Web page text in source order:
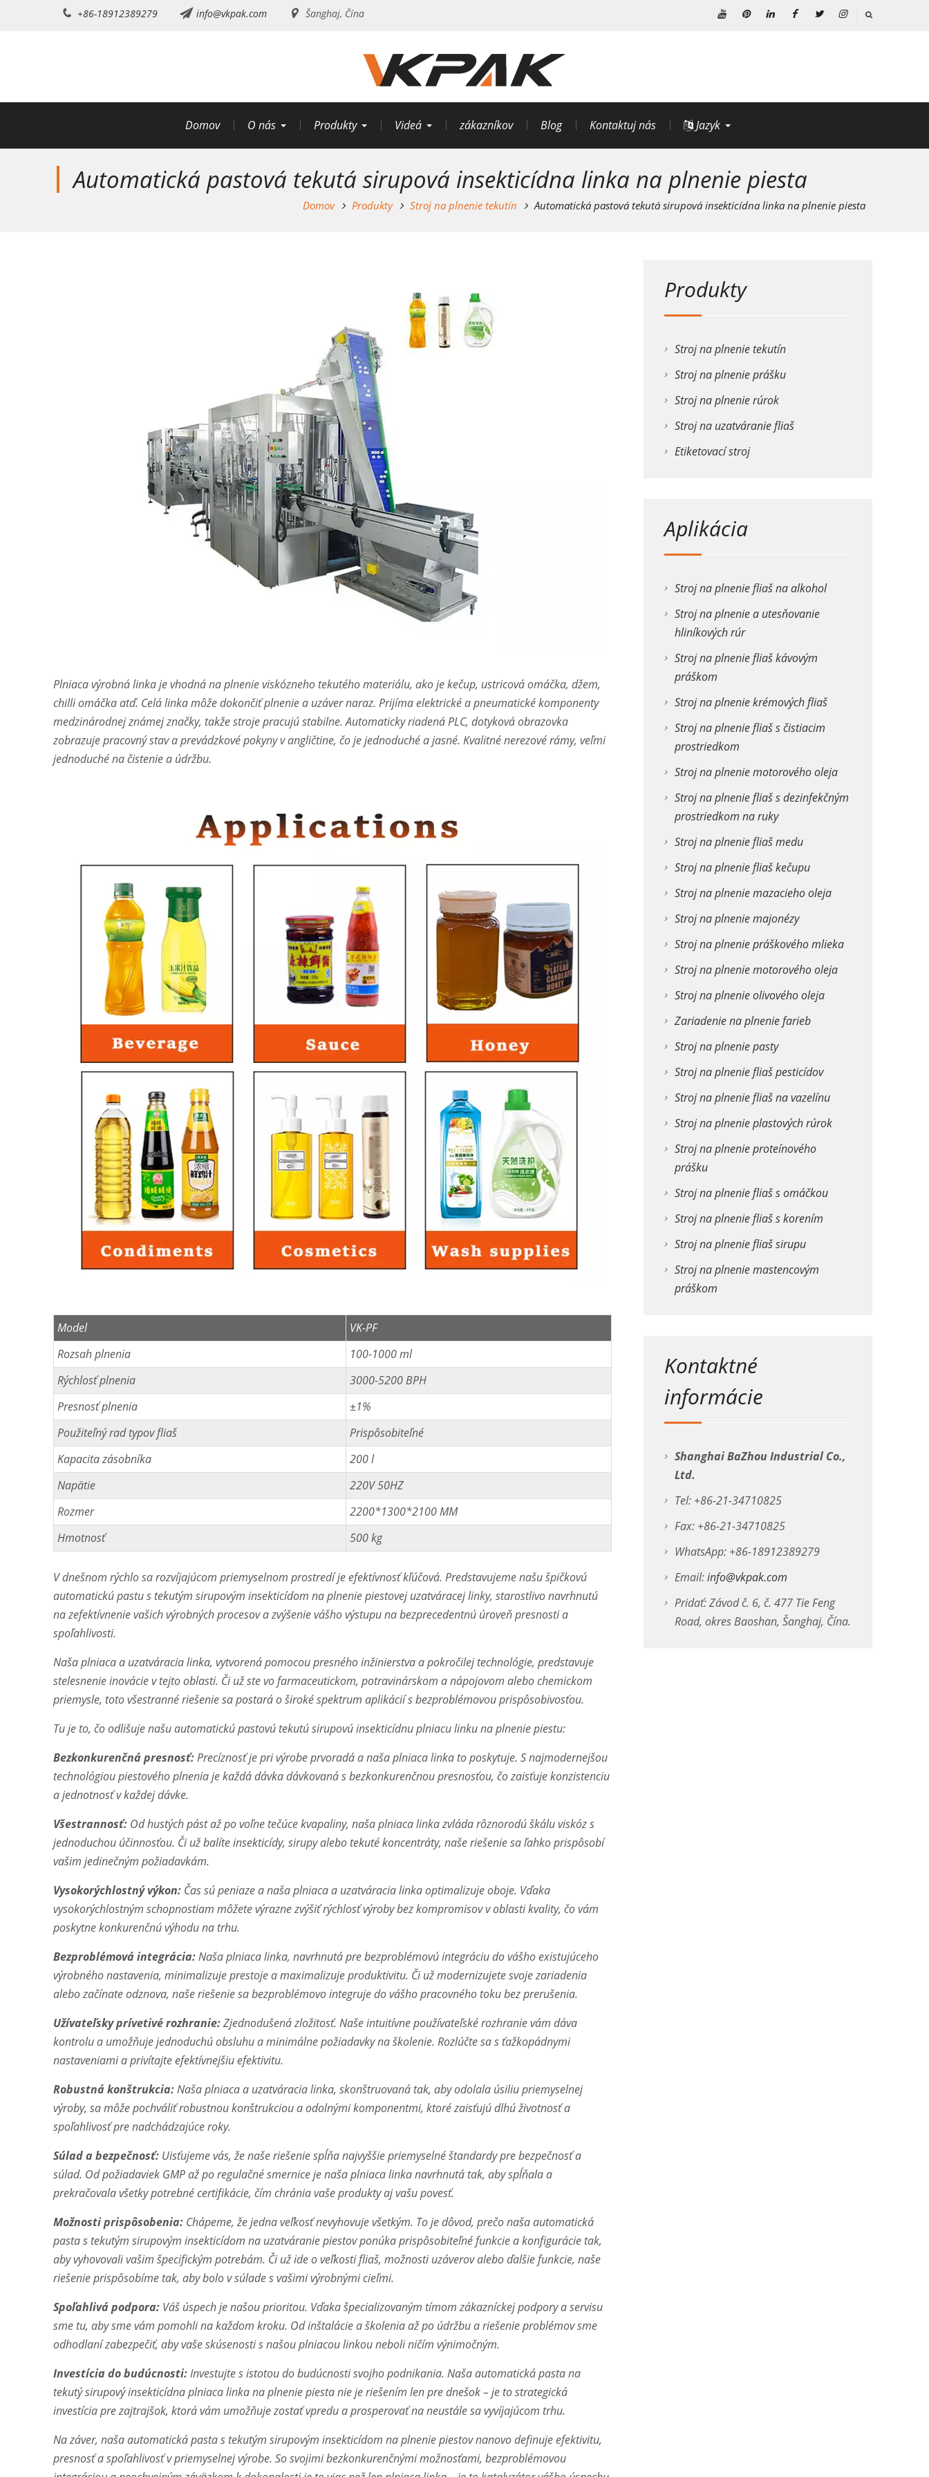
+86-18912389279 info@vkpak.com Šanghaj, Čína
Domov O nás Produkty Videá zákazníkov Blog Kontaktuj nás Jazyk
Automatická pastová tekutá sirupová insekticídna linka na plnenie piesta
Domov Produkty Stroj na plnenie tekutín Automatická pastová tekutá sirupová insekticídna linka na plnenie piesta
Plniaca výrobná linka je vhodná na plnenie viskózneho tekutého materiálu, ako je kečup, ustricová omáčka, džem,
chilli omáčka atď. Celá linka môže dokončiť plnenie a uzáver naraz. Prijíma elektrické a pneumatické komponenty
medzinárodnej známej značky, takže stroje pracujú stabilne. Automaticky riadená PLC, dotyková obrazovka
zobrazuje pracovný stav a prevádzkové pokyny v angličtine, čo je jednoduché a jasné. Kvalitné nerezové rámy, veľmi
jednoduché na čistenie a údržbu.
Model
VK-PF
Rozsah plnenia
100-1000 ml
Rýchlosť plnenia
3000-5200 BPH
Presnosť plnenia
±1%
Použiteľný rad typov fliaš
Prispôsobiteľné
Kapacita zásobníka
200 l
Napätie
220V 50HZ
Rozmer
2200*1300*2100 MM
Hmotnosť
500 kg
V dnešnom rýchlo sa rozvíjajúcom priemyselnom prostredí je efektívnosť kľúčová. Predstavujeme našu špičkovú
automatickú pastu s tekutým sirupovým insekticídom na plnenie piestovej uzatváracej linky, starostlivo navrhnutú
na zefektívnenie vašich výrobných procesov a zvýšenie vášho výstupu na bezprecedentnú úroveň presnosti a
spoľahlivosti.
Naša plniaca a uzatváracia linka, vytvorená pomocou presného inžinierstva a pokročilej technológie, predstavuje
stelesnenie inovácie v tejto oblasti. Či už ste vo farmaceutickom, potravinárskom a nápojovom alebo chemickom
priemysle, toto všestranné riešenie sa postará o široké spektrum aplikácií s bezproblémovou prispôsobivosťou.
Tu je to, čo odlišuje našu automatickú pastovú tekutú sirupovú insekticídnu plniacu linku na plnenie piestu:
Bezkonkurenčná presnosť:Precíznosť je pri výrobe prvoradá a naša plniaca linka to poskytuje. S najmodernejšou
technológiou piestového plnenia je každá dávka dávkovaná s bezkonkurenčnou presnosťou, čo zaisťuje konzistenciu
a jednotnosť v každej dávke.
Všestrannosť: Od hustých pást až po voľne tečúce kvapaliny, naša plniaca linka zvláda rôznorodú škálu viskóz s
jednoduchou účinnosťou. Či už balíte insekticídy, sirupy alebo tekuté koncentráty, naše riešenie sa ľahko prispôsobí
vašim jedinečným požiadavkám.
Vysokorýchlostný výkon: Čas sú peniaze a naša plniaca a uzatváracia linka optimalizuje oboje. Vďaka
vysokorýchlostným schopnostiam môžete výrazne zvýšiť rýchlosť výroby bez kompromisov v oblasti kvality, čo vám
poskytne konkurenčnú výhodu na trhu.
Bezproblémová integrácia:Naša plniaca linka, navrhnutá pre bezproblémovú integráciu do vášho existujúceho
výrobného nastavenia, minimalizuje prestoje a maximalizuje produktivitu. Či už modernizujete svoje zariadenia
alebo začínate odznova, naše riešenie sa bezproblémovo integruje do vášho pracovného toku bez prerušenia.
Užívateľsky prívetivé rozhranie:Zjednodušená zložitosť. Naše intuitívne používateľské rozhranie vám dáva
kontrolu a umožňuje jednoduchú obsluhu a minimálne požiadavky na školenie. Rozlúčte sa s ťažkopádnymi
nastaveniami a privítajte efektívnejšiu efektivitu.
Robustná konštrukcia:Naša plniaca a uzatváracia linka, skonštruovaná tak, aby odolala úsiliu priemyselnej
výroby, sa môže pochváliť robustnou konštrukciou a odolnými komponentmi, ktoré zaisťujú dlhú životnosť a
spoľahlivosť pre nadchádzajúce roky.
Súlad a bezpečnosť: Uisťujeme vás, že naše riešenie spĺňa najvyššie priemyselné štandardy pre bezpečnosť a
súlad. Od požiadaviek GMP až po regulačné smernice je naša plniaca linka navrhnutá tak, aby spĺňala a
prekračovala všetky potrebné certifikácie, čím chránia vaše produkty aj vašu povesť.
Možnosti prispôsobenia: Chápeme, že jedna veľkosť nevyhovuje všetkým. To je dôvod, prečo naša automatická
pasta s tekutým sirupovým insekticídom na uzatváranie piestov ponúka prispôsobiteľné funkcie a konfigurácie tak,
aby vyhovovali vašim špecifickým potrebám. Či už ide o veľkosti fliaš, možnosti uzáverov alebo ďalšie funkcie, naše
riešenie prispôsobíme tak, aby bolo v súlade s vašimi výrobnými cieľmi.
Spoľahlivá podpora: Váš úspech je našou prioritou. Vďaka špecializovaným tímom zákazníckej podpory a servisu
sme tu, aby sme vám pomohli na každom kroku. Od inštalácie a školenia až po údržbu a riešenie problémov sme
odhodlaní zabezpečiť, aby vaše skúsenosti s našou plniacou linkou neboli ničím výnimočným.
Investícia do budúcnosti:Investujte s istotou do budúcnosti svojho podnikania. Naša automatická pasta na
tekutý sirupový insekticídna plniaca linka na plnenie piesta nie je riešením len pre dnešok – je to strategická
investícia pre zajtrajšok, ktorá vám umožňuje zostať vpredu a prosperovať na neustále sa vyvíjajúcom trhu.
Na záver, naša automatická pasta s tekutým sirupovým insekticídom na plnenie piestov nanovo definuje efektivitu,
presnosť a spoľahlivosť v priemyselnej výrobe. So svojimi bezkonkurenčnými možnosťami, bezproblémovou
Produkty
Stroj na plnenie tekutín
Stroj na plnenie prášku
Stroj na plnenie rúrok
Stroj na uzatváranie fliaš
Etiketovací stroj
Aplikácia
Stroj na plnenie fliaš na alkohol
Stroj na plnenie a utesňovanie
hliníkových rúr
Stroj na plnenie fliaš kávovým
práškom
Stroj na plnenie krémových fliaš
Stroj na plnenie fliaš s čistiacim
prostriedkom
Stroj na plnenie motorového oleja
Stroj na plnenie fliaš s dezinfekčným
prostriedkom na ruky
Stroj na plnenie fliaš medu
Stroj na plnenie fliaš kečupu
Stroj na plnenie mazacieho oleja
Stroj na plnenie majonézy
Stroj na plnenie práškového mlieka
Stroj na plnenie motorového oleja
Stroj na plnenie olivového oleja
Zariadenie na plnenie farieb
Stroj na plnenie pasty
Stroj na plnenie fliaš pesticídov
Stroj na plnenie fliaš na vazelínu
Stroj na plnenie plastových rúrok
Stroj na plnenie proteínového
prášku
Stroj na plnenie fliaš s omáčkou
Stroj na plnenie fliaš s korením
Stroj na plnenie fliaš sirupu
Stroj na plnenie mastencovým
práškom
Kontaktné
informácie
Shanghai BaZhou Industrial Co.,
Ltd.
Tel: +86-21-34710825
Fax: +86-21-34710825
WhatsApp: +86-18912389279
Email:info@vkpak.com
Pridať: Závod č. 6, č. 477 Tie Feng
Road, okres Baoshan, Šanghaj, Čína.